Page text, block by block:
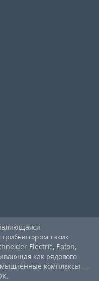
таких
Electric, Eaton,
как рядового
комплексы —